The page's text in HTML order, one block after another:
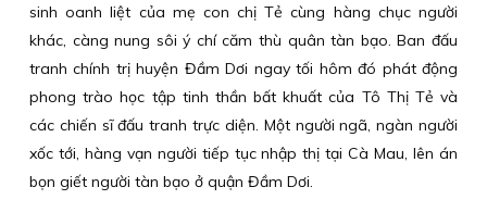
sinh oanh liệt của mẹ con chị Tẻ cùng hàng chục người
khác, càng nung sôi ý chí căm thù quân tàn bạo. Ban đấu
tranh chính trị huyện Đầm Dơi ngay tối hôm đó phát động
phong trào học tập tinh thần bất khuất của Tô Thị Tẻ và
các chiến sĩ đấu tranh trực diện. Một người ngã, ngàn người
xốc tới, hàng vạn người tiếp tục nhập thị tại Cà Mau, lên án
bọn giết người tàn bạo ở quận Đầm Dơi.